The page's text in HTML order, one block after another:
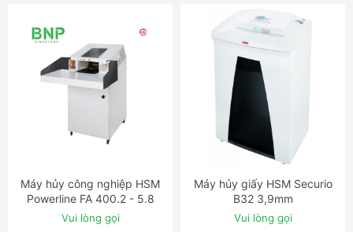
ĐẶT NGAY
Máy hủy công nghiệp HSM
Powerline FA 400.2 - 5.8
mm
Vui lòng gọi
ĐẶT NGAY
Máy hủy giấy HSM Securio
B32 3,9mm
Vui lòng gọi